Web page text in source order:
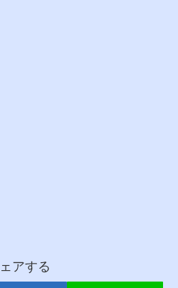
アする